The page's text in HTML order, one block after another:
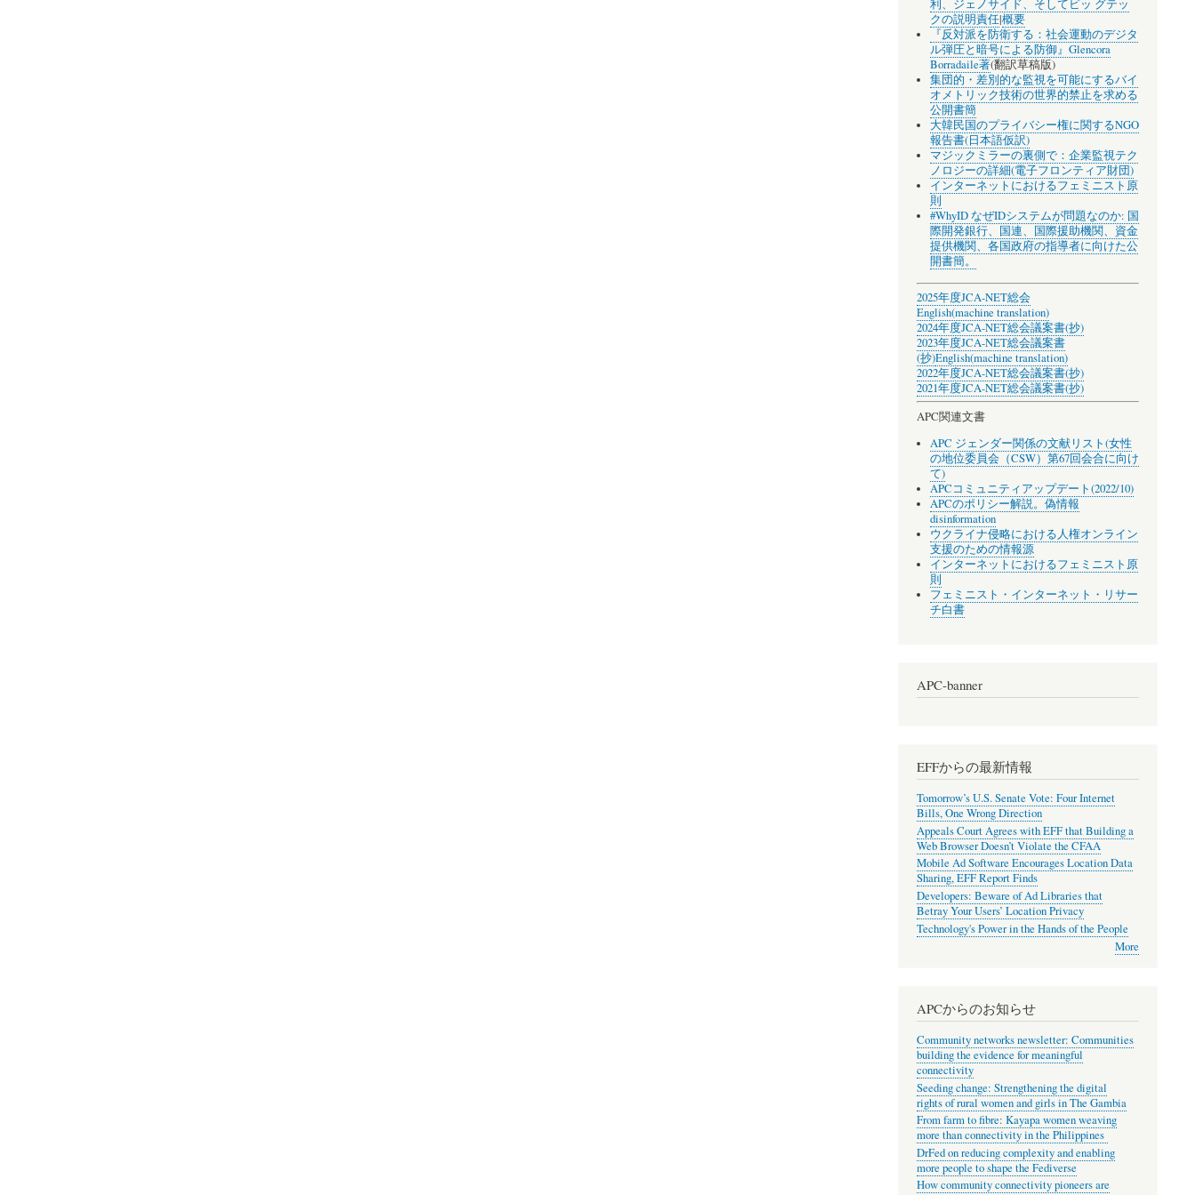
利、ジェノサイド、そしてビッ グテッ
クの説明責任|概要
『反対派を防衛する：社会運動のデジタ
ル弾圧と暗号による防御』Glencora
Borradaile著(翻訳草稿版)
集団的・差別的な監視を可能にするバイ
オメトリック技術の世界的禁止を求める
公開書簡
大韓民国のプライバシー権に関するNGO
報告書(日本語仮訳)
マジックミラーの裏側で：企業監視テク
ノロジーの詳細(電子フロンティア財団)
インターネットにおけるフェミニスト原
則
#WhyID なぜIDシステムが問題なのか: 国
際開発銀行、国連、国際援助機関、資金
提供機関、各国政府の指導者に向けた公
開書簡。
2025年度JCA-NET総会
English(machine translation)
2024年度JCA-NET総会議案書(抄)
2023年度JCA-NET総会議案書
(抄)English(machine translation)
2022年度JCA-NET総会議案書(抄)
2021年度JCA-NET総会議案書(抄)
APC関連文書
APC ジェンダー関係の文献リスト(女性
の地位委員会（CSW）第67回会合に向け
て)
APCコミュニティアップデート(2022/10)
APCのポリシー解説。偽情報
disinformation
ウクライナ侵略における人権オンライン
支援のための情報源
インターネットにおけるフェミニスト原
則
フェミニスト・インターネット・リサー
チ白書
APC-banner
EFFからの最新情報
Tomorrow’s U.S. Senate Vote: Four Internet
Bills, One Wrong Direction
Appeals Court Agrees with EFF that Building a
Web Browser Doesn’t Violate the CFAA
Mobile Ad Software Encourages Location Data
Sharing, EFF Report Finds
Developers: Beware of Ad Libraries that
Betray Your Users’ Location Privacy
Technology's Power in the Hands of the People
More
APCからのお知らせ
Community networks newsletter: Communities
building the evidence for meaningful
connectivity
Seeding change: Strengthening the digital
rights of rural women and girls in The Gambia
From farm to fibre: Kayapa women weaving
more than connectivity in the Philippines
DrFed on reducing complexity and enabling
more people to shape the Fediverse
How community connectivity pioneers are